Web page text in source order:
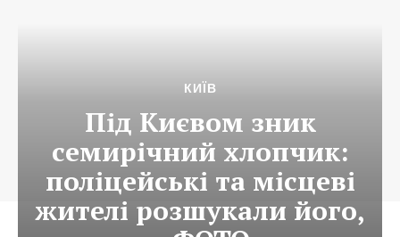
КИЇВ
Під Києвом зник
семирічний хлопчик:
поліцейські та місцеві
жителі розшукали його,